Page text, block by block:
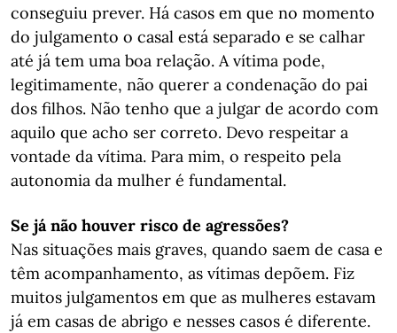
conseguiu prever. Há casos em que no momento
do julgamento o casal está separado e se calhar
até já tem uma boa relação. A vítima pode,
legitimamente, não querer a condenação do pai
dos filhos. Não tenho que a julgar de acordo com
aquilo que acho ser correto. Devo respeitar a
vontade da vítima. Para mim, o respeito pela
autonomia da mulher é fundamental.
Se já não houver risco de agressões?
Nas situações mais graves, quando saem de casa e
têm acompanhamento, as vítimas depõem. Fiz
muitos julgamentos em que as mulheres estavam
já em casas de abrigo e nesses casos é diferente.